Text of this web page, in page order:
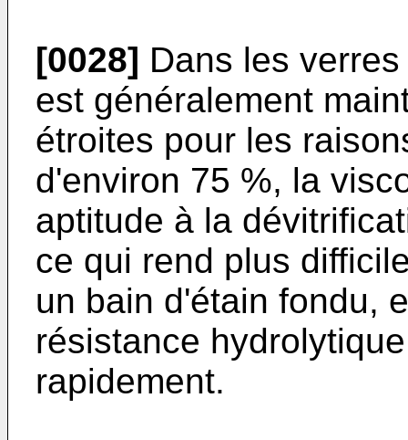
[0028] Dans les
est généralement
étroites pour les
d'environ 75 %, la
aptitude à la
ce qui rend plus
un bain d'étain fondu,
résistance
rapidement.